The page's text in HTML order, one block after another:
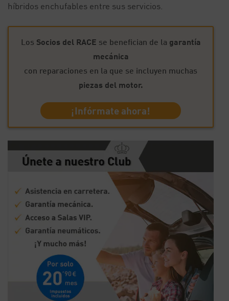
híbridos enchufables entre sus servicios.
Los Socios del RACE se benefician de la garantía
mecánica
con reparaciones en la que se incluyen muchas
piezas del motor.
¡Infórmate ahora!